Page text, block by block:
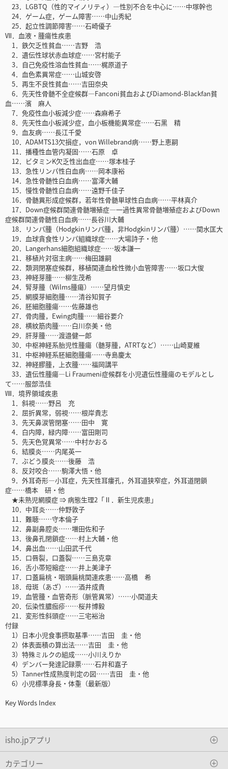
23．LGBTQ（性的マイノリティ）―性別不合を中心に……中塚幹也
24．ゲーム症，ゲーム障害……中山秀紀
25．起立性調節障害……石崎優子
Ⅶ．血液・腫瘍性疾患
1．鉄欠乏性貧血……吉野 浩
2．遺伝性球状赤血球症……宮村能子
3．自己免疫性溶血性貧血……梶原道子
4．血色素異常症……山城安啓
5．再生不良性貧血……吉田奈央
6．先天性骨髄不全症候群―Fanconi貧血およびDiamond-Blackfan貧
血……濱 麻人
7．免疫性血小板減少症……森麻希子
8．先天性血小板減少症，血小板機能異常症……石黒 精
9．血友病……長江千愛
10．ADAMTS13欠損症，von Willebrand病……野上恵嗣
11．播種性血管内凝固……石原 卓
12．ビタミンK欠乏性出血症……塚本桂子
13．急性リンパ性白血病……岡本康裕
14．急性骨髄性白血病……富澤大輔
15．慢性骨髄性白血病……遠野千佳子
16．骨髄異形成症候群，若年性骨髄単球性白血病……平林真介
17．Down症候群関連骨髄増殖症―一過性異常骨髄増殖症およびDown
症候群関連骨髄性白血病……長谷川大輔
18．リンパ腫（Hodgkinリンパ腫，非Hodgkinリンパ腫）……関水匡大
19．血球貪食性リンパ組織球症……大場詩子・他
20．Langerhans細胞組織球症……坂本謙一
21．移植片対宿主病……梅田雄嗣
22．類洞閉塞症候群，移植関連血栓性微小血管障害……坂口大俊
23．神経芽腫……柳生茂希
24．腎芽腫（Wilms腫瘍）……望月慎史
25．網膜芽細胞腫……清谷知賀子
26．胚細胞腫瘍……佐藤雄也
27．骨肉腫，Ewing肉腫……細谷要介
28．横紋筋肉腫……白川奈美・他
29．肝芽腫……渡邉健一郎
30．中枢神経系胎児性腫瘍（髄芽腫，ATRTなど）……山崎夏維
31．中枢神経系胚細胞腫瘍……寺島慶太
32．神経膠腫，上衣腫……福岡講平
33．遺伝性腫瘍―Li Fraumeni症候群を小児遺伝性腫瘍のモデルとし
て……服部浩佳
Ⅷ．境界領域疾患
1．斜視……野呂 充
2．屈折異常，弱視……根岸貴志
3．先天鼻涙管閉塞……田中 寛
4．白内障，緑内障……富田剛司
5．先天色覚異常……中村かおる
6．結膜炎……内尾英一
7．ぶどう膜炎……後藤 浩
8．反対咬合……駒澤大悟・他
9．外耳奇形―小耳症，先天性耳瘻孔，外耳道狭窄症，外耳道閉鎖
症……橋本 研・他
★未熟児網膜症 ⇒ 病態生理2「Ⅱ．新生児疾患」
10．中耳炎……仲野敦子
11．難聴……守本倫子
12．鼻副鼻腔炎……増田佐和子
13．後鼻孔閉鎖症……村上大輔・他
14．鼻出血……山田武千代
15．口唇裂，口蓋裂……三島克章
16．舌小帯短縮症……井上美津子
17．口蓋扁桃・咽頭扁桃関連疾患……高橋 希
18．母斑（あざ）……酒井成貴
19．血管腫・血管奇形（脈管異常）……小関道夫
20．伝染性膿痂疹……桜井博毅
21．変形性斜頭症……三宅裕治
付録
1）日本小児食事摂取基準……吉田 圭・他
2）体表面積の算出法……吉田 圭・他
3）特殊ミルクの組成……小川えりか
4）デンバー発達記録票……石井和嘉子
5）Tanner性成熟度判定の図……吉田 圭・他
6）小児標準身長・体重（最新版）
Key Words Index
isho.jpアプリ
カテゴリー